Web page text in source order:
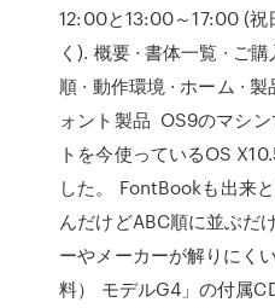
12:00と13:00～17:00 (祝
く). 概要 · 書体一覧 · ご
順 · 動作環境 · ホーム ·
ォント製品 OS9のマシ
トを今使っているOS
した。 FontBookも出来
んだけどABC順に並ぶだ
ーやメーカーが解りにく
料） モデルG4」の付属